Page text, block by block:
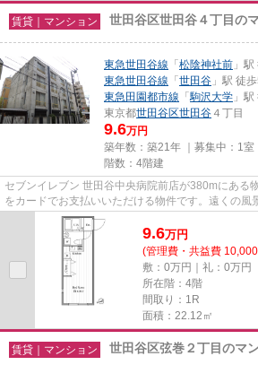
賃貸｜マンション 世田谷区世田谷４丁目の
東急世田谷線 「松陰神社前 」
東急世田谷線 「世田谷 」駅 徒
東急田園都市線 「駒沢大学 」
東京都世田谷区世田谷 ４丁目
9.6万円
築年数：築21年 ｜募集中： 1室
階数：4階建
セブンイレブン 世田谷中央病院前店が380mにある
をカードでお支払いいただける物件です。遠くの風
にも繋がりますので健康的にな...
9.6万円
(管理費・共益費
敷：0万円｜礼：0万円
所在階：4階
間取り：1R
面積：22.12㎡
賃貸｜マンション 世田谷区弦巻２丁目のマ